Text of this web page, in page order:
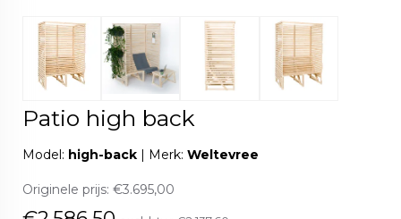
Patio high back
Model: high-back | Merk: Weltevree
Originele prijs: €3.695,00